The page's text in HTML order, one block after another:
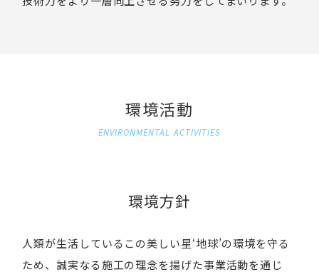
環境活動
ENVIRONMENTAL ACTIVITIES
環境方針
人類が生活しているこの美しい星‘地球’の環境を守る
ため、 誠実なる施工の理念を揚げた事業活動を通じ